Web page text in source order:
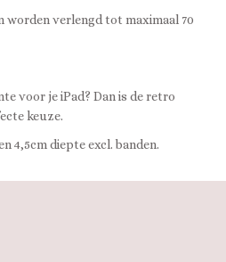
worden verlengd tot maximaal 70
voor je iPad? Dan is de retro
keuze.
4,5cm diepte excl. banden.